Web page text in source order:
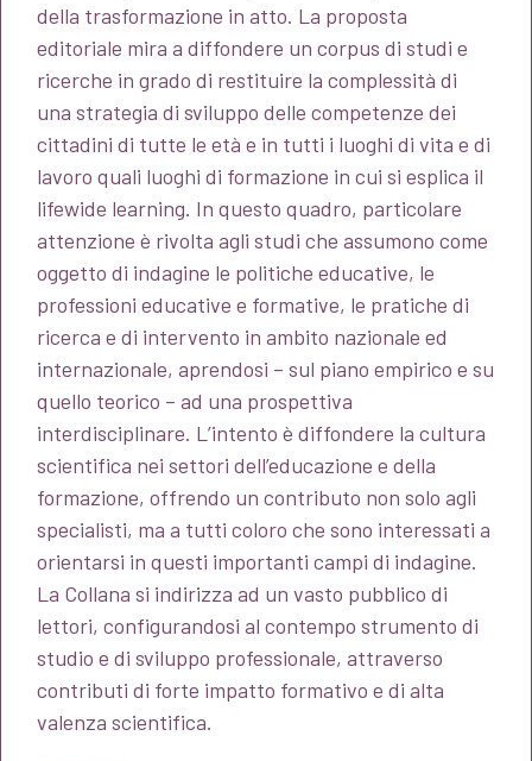
della trasformazione in atto. La proposta
editoriale mira a diffondere un corpus di studi e
ricerche in grado di restituire la complessità di
una strategia di sviluppo delle competenze dei
cittadini di tutte le età e in tutti i luoghi di vita e di
lavoro quali luoghi di formazione in cui si esplica il
lifewide learning. In questo quadro, particolare
attenzione è rivolta agli studi che assumono come
oggetto di indagine le politiche educative, le
professioni educative e formative, le pratiche di
ricerca e di intervento in ambito nazionale ed
internazionale, aprendosi – sul piano empirico e su
quello teorico – ad una prospettiva
interdisciplinare. L’intento è diffondere la cultura
scientifica nei settori dell’educazione e della
formazione, offrendo un contributo non solo agli
specialisti, ma a tutti coloro che sono interessati a
orientarsi in questi importanti campi di indagine.
La Collana si indirizza ad un vasto pubblico di
lettori, configurandosi al contempo strumento di
studio e di sviluppo professionale, attraverso
contributi di forte impatto formativo e di alta
valenza scientifica.